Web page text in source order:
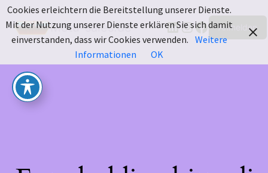
Motu-sales.de LinkedIn
Instagram
Facebook
Anmelden
Cookies erleichtern die Bereitstellung unserer Dienste.
Mit der Nutzung unserer Dienste erklären Sie sich damit
einverstanden, dass wir Cookies verwenden. Weitere
Informationen
OK